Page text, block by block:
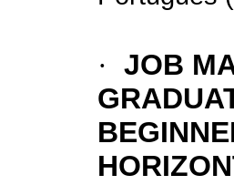
· JOB